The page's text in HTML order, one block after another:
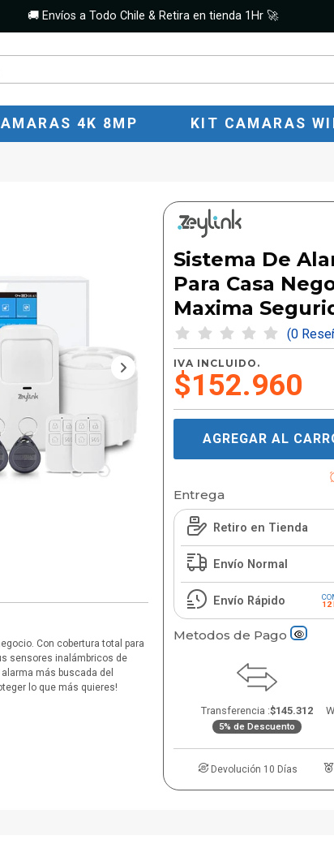
🚚 Envíos a Todo Chile & Retira en tienda 1Hr 🚀
4K 8MP KIT CAMARAS
Con cobertura total para
sensores inalámbricos de
más buscada del
lo que más quieres!
Sistema De
Para Casa
Maxima
(0
IVA INCLUIDO.
$152.960
AGREGAR AL
Entrega
Retiro en Tienda
Envío Normal
Envío Rápido
12
Metodos de Pago
Transferencia :$145.312
5% de Descuento
Devolución 10 Días